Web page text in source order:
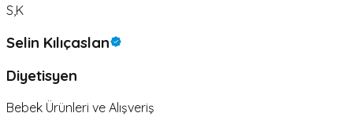
S,K
Selin Kılıçaslan
Diyetisyen
Bebek Ürünleri ve Alışveriş